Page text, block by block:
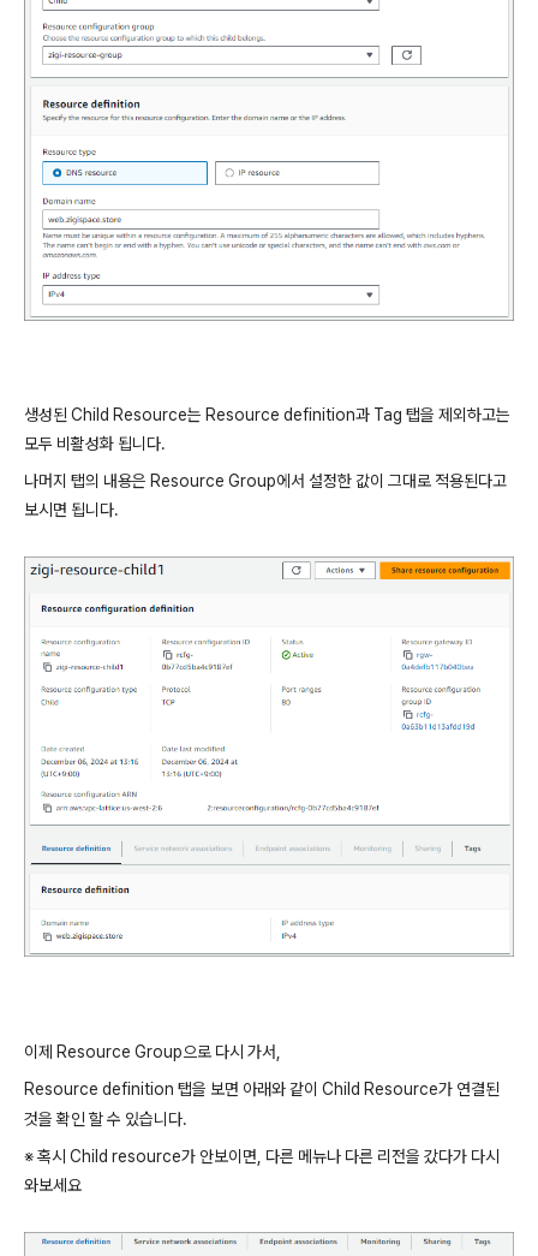
생성된 Child Resource는 Resource definition과 Tag 탭을 제외하고는
모두 비활성화 됩니다.
나머지 탭의 내용은 Resource Group에서 설정한 값이 그대로 적용된다고
보시면 됩니다.
이제 Resource Group으로 다시 가서,
Resource definition 탭을 보면 아래와 같이 Child Resource가 연결된
것을 확인 할 수 있습니다.
※ 혹시 Child resource가 안보이면, 다른 메뉴나 다른 리전을 갔다가 다시
와보세요